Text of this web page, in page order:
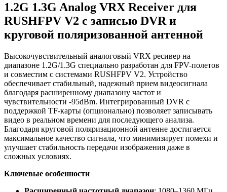
1.2G 1.3G Analog VRX Receiver для
RUSHFPV V2 с записью DVR и
круговой поляризованной антенной
Высокочувствительный аналоговый VRX ресивер на
диапазоне 1.2G/1.3G специально разработан для FPV-полетов
и совместим с системами RUSHFPV V2. Устройство
обеспечивает стабильный, надежный прием видеосигнала
благодаря расширенному диапазону частот и
чувствительности -95dBm. Интегрированный DVR с
поддержкой TF-карты (опционально) позволяет записывать
видео в реальном времени для последующего анализа.
Благодаря круговой поляризационной антенне достигается
максимальное качество сигнала, что минимизирует помехи и
улучшает стабильность передачи изображения даже в
сложных условиях.
Ключевые особенности